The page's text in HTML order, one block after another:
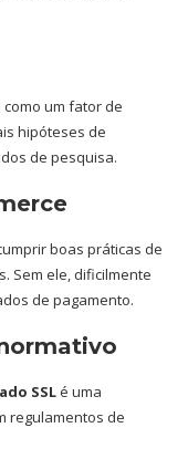
como um fator de
hipóteses de
de pesquisa.
boas práticas de
Sem ele, dificilmente
de pagamento.
SSLé uma
regulamentos de